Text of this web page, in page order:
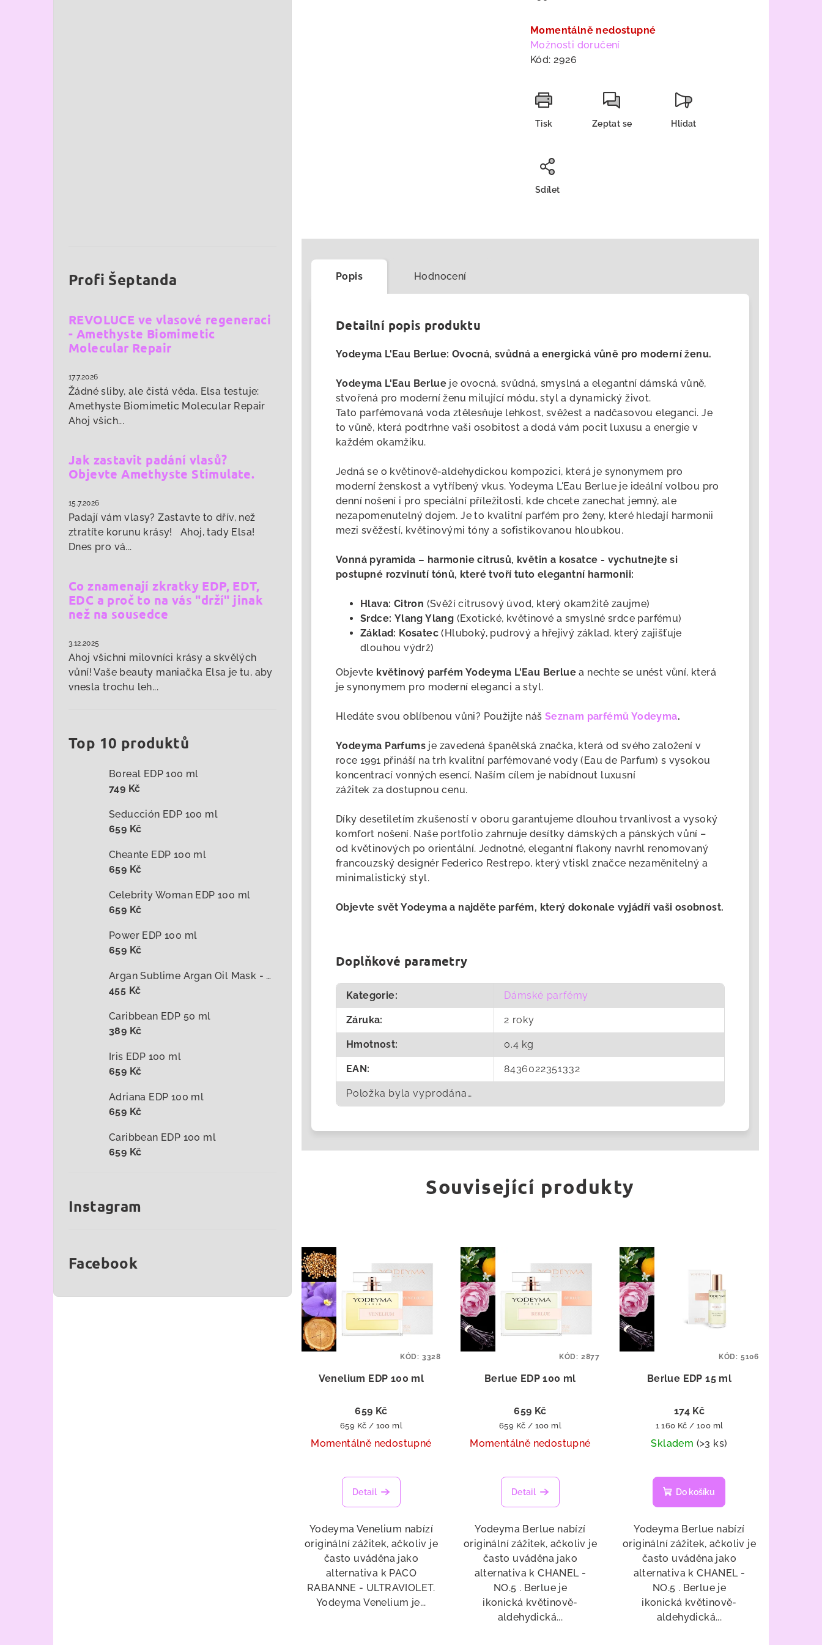
Profi Šeptanda
REVOLUCE ve vlasové regeneraci
- Amethyste Biomimetic
Molecular Repair
17.7.2026
Žádné sliby, ale čistá věda. Elsa testuje:
Amethyste Biomimetic Molecular Repair
Ahoj všich...
Jak zastavit padání vlasů?
Objevte Amethyste Stimulate.
15.7.2026
Padají vám vlasy? Zastavte to dřív, než
ztratíte korunu krásy! Ahoj, tady Elsa!
Dnes pro vá...
Co znamenají zkratky EDP, EDT,
EDC a proč to na vás "drží" jinak
než na sousedce
3.12.2025
Ahoj všichni milovníci krásy a skvělých
vůní! Vaše beauty maniačka Elsa je tu, aby
vnesla trochu leh...
Top 10 produktů
Boreal EDP 100 ml
749 Kč
Seducción EDP 100 ml
659 Kč
Cheante EDP 100 ml
659 Kč
Celebrity Woman EDP 100 ml
659 Kč
Power EDP 100 ml
659 Kč
Argan Sublime Argan Oil Mask - arganová maska na vlasy 1000 ml
455 Kč
Caribbean EDP 50 ml
389 Kč
Iris EDP 100 ml
659 Kč
Adriana EDP 100 ml
659 Kč
Caribbean EDP 100 ml
659 Kč
Instagram
Facebook
Momentálně nedostupné
Možnosti doručení
Kód: 2926
Tisk Zeptat se Hlídat
Sdílet
Popis Hodnocení
Detailní popis produktu
Yodeyma L'Eau Berlue: Ovocná, svůdná a energická vůně pro moderní ženu.
Yodeyma L'Eau Berlue je ovocná, svůdná, smyslná a elegantní dámská vůně,
stvořená pro moderní ženu milující módu, styl a dynamický život.
Tato parfémovaná voda ztělesňuje lehkost, svěžest a nadčasovou eleganci. Je
to vůně, která podtrhne vaši osobitost a dodá vám pocit luxusu a energie v
každém okamžiku.
Jedná se o květinově-aldehydickou kompozici, která je synonymem pro
moderní ženskost a vytříbený vkus. Yodeyma L'Eau Berlue je ideální volbou pro
denní nošení i pro speciální příležitosti, kde chcete zanechat jemný, ale
nezapomenutelný dojem. Je to kvalitní parfém pro ženy, které hledají harmonii
mezi svěžestí, květinovými tóny a sofistikovanou hloubkou.
Vonná pyramida – harmonie citrusů, květin a kosatce - vychutnejte si
postupné rozvinutí tónů, které tvoří tuto elegantní harmonii:
Hlava: Citron (Svěží citrusový úvod, který okamžitě zaujme)
Srdce: Ylang Ylang (Exotické, květinové a smyslné srdce parfému)
Základ: Kosatec (Hluboký, pudrový a hřejivý základ, který zajišťuje
dlouhou výdrž)
Objevte květinový parfém Yodeyma L'Eau Berlue a nechte se unést vůní, která
je synonymem pro moderní eleganci a styl.
Hledáte svou oblíbenou vůni? Použijte náš Seznam parfémů Yodeyma.
Yodeyma Parfums je zavedenášpanělská značka, která od svého založení v
roce 1991 přináší na trh kvalitní parfémované vody (Eau de Parfum) s vysokou
koncentrací vonných esencí. Naším cílem je nabídnout luxusní
zážitek za dostupnou cenu.
Díky desetiletím zkušeností v oboru garantujemedlouhou trvanlivost a vysoký
komfort nošení. Naše portfolio zahrnuje desítky dámských a pánských vůní –
od květinových po orientální. Jednotné, elegantní flakony navrhl renomovaný
francouzský designér Federico Restrepo, který vtiskl značce nezaměnitelný a
minimalistický styl.
Objevte svět Yodeyma a najděte parfém, který dokonale vyjádří vaši osobnost.
Doplňkové parametry
Kategorie: Dámské parfémy
Záruka: 2 roky
Hmotnost: 0.4 kg
EAN: 8436022351332
Položka byla vyprodána…
Související produkty
Venelium EDP 100 ml
659 Kč
Měrná
cena:
659 Kč / 100 ml
Momentálně nedostupné
Detail
Yodeyma Venelium nabízí
originální zážitek, ačkoliv je
často uváděna jako
alternativa k PACO
RABANNE - ULTRAVIOLET.
Yodeyma Venelium je...
KÓD: 3328
Berlue EDP 100 ml
659 Kč
Měrná
cena:
659 Kč / 100 ml
Momentálně nedostupné
Detail
Yodeyma Berlue nabízí
originální zážitek, ačkoliv je
často uváděna jako
alternativa k CHANEL -
NO.5 . Berlue je
ikonická květinově-
aldehydická...
KÓD: 2877
Berlue EDP 15 ml
174 Kč
Měrná
cena:
1 160 Kč / 100 ml
Skladem (>3 ks)
hodnocení
produktu
je
5,0
z
5
hvězdiček.
Do košíku
Yodeyma Berlue nabízí
originální zážitek, ačkoliv je
často uváděna jako
alternativa k CHANEL -
NO.5 . Berlue je
ikonická květinově-
aldehydická...
KÓD: 5106